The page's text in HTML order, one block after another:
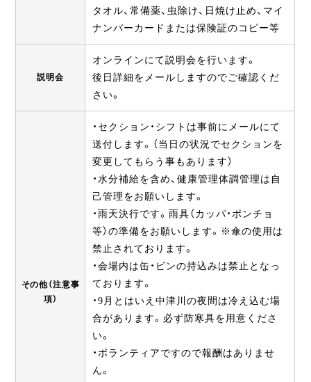
タオル、常備薬、虫除け、日焼け止め、マイ
ナンバーカードまたは保険証のコピー等
説明会
オンラインにて説明会を行います。
後日詳細をメールしますのでご確認くだ
さい。
その他（注意事
項）
・セクション・シフトは事前にメールにて
送付します。（当日の状況でセクションを
変更してもらう事もあります）
・水分補給を含め、健康管理体調管理は自
己管理をお願いします。
・雨天決行です。雨具（カッパ・ポンチョ
等）の準備をお願いします。※傘の使用は
禁止されております。
・会場内は缶・ビンの持込みは禁止となっ
ております。
・9月とはいえ中津川の夜間は冷え込む場
合があります。必ず防寒具を用意くださ
い。
・ボランティアですので報酬はありませ
ん。